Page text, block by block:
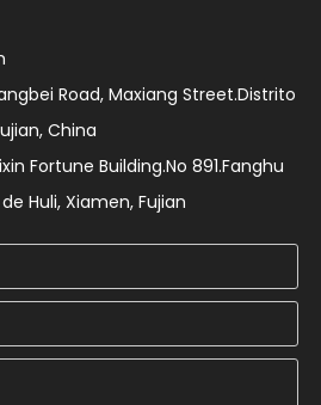
Road, Maxiang Street.Distrito
China
Fortune Building.No 891.Fanghu
Huli, Xiamen, Fujian